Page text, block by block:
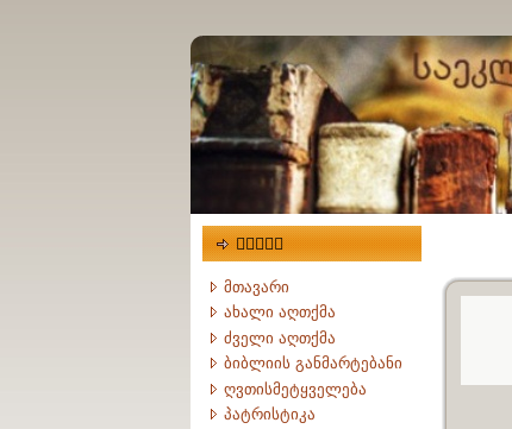
მენიუ
მთავარი
ახალი აღთქმა
ძველი აღთქმა
ბიბლიის განმარტებანი
ღვთისმეტყველება
პატრისტიკა